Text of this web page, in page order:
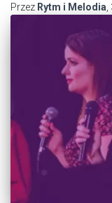
Przez Rytm i Melodia,